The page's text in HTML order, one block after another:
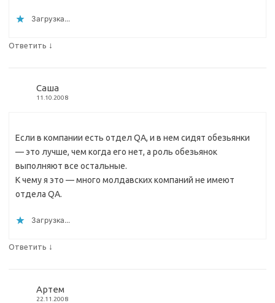
Загрузка...
Ответить ↓
Саша
11.10.2008
Если в компании есть отдел QA, и в нем сидят обезьянки
— это лучше, чем когда его нет, а роль обезьянок
выполняют все остальные.
К чему я это — много молдавских компаний не имеют
отдела QA.
Загрузка...
Ответить ↓
Артем
22.11.2008